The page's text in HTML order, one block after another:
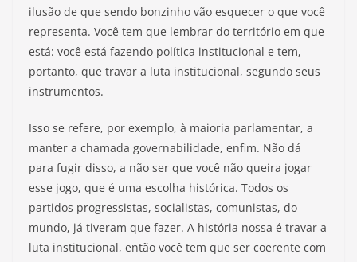
ilusão de que sendo bonzinho vão esquecer o que você
representa. Você tem que lembrar do território em que
está: você está fazendo política institucional e tem,
portanto, que travar a luta institucional, segundo seus
instrumentos.
Isso se refere, por exemplo, à maioria parlamentar, a
manter a chamada governabilidade, enfim. Não dá
para fugir disso, a não ser que você não queira jogar
esse jogo, que é uma escolha histórica. Todos os
partidos progressistas, socialistas, comunistas, do
mundo, já tiveram que fazer. A história nossa é travar a
luta institucional, então você tem que ser coerente com